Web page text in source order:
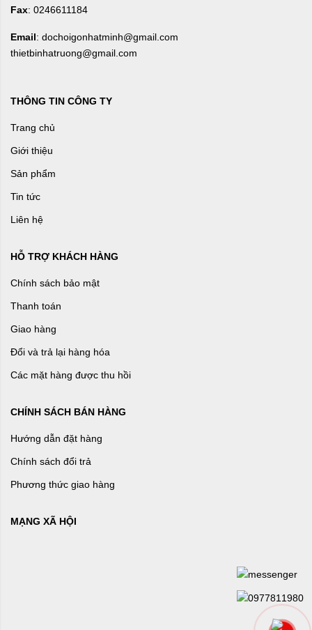
Fax: 0246611184
Email: dochoigonhatminh@gmail.com
thietbinhatruong@gmail.com
THÔNG TIN CÔNG TY
Trang chủ
Giới thiệu
Sản phẩm
Tin tức
Liên hệ
HỖ TRỢ KHÁCH HÀNG
Chính sách bảo mật
Thanh toán
Giao hàng
Đổi và trả lại hàng hóa
Các mặt hàng được thu hồi
CHÍNH SÁCH BÁN HÀNG
Hướng dẫn đặt hàng
Chính sách đổi trả
Phương thức giao hàng
MẠNG XÃ HỘI